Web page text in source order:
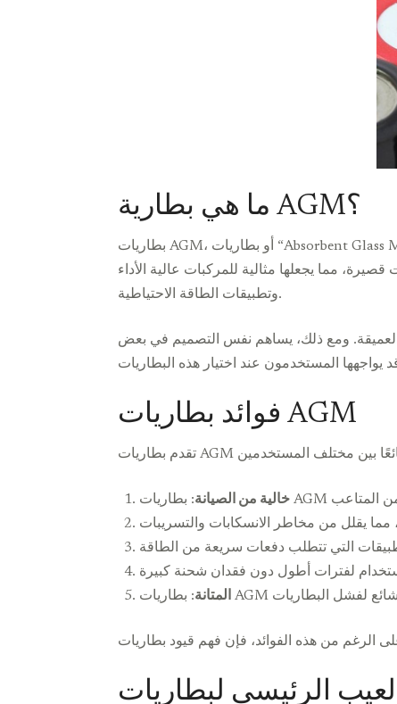
ما هي بطارية AGM؟
بطاريات AGM، أو بطاريات “Absorbent Glass Mat”، هي نوع من البطاريات الحمضية الرصاصية. يتم تصميمها باستخدام حصيرة من الألياف الزجاجية التي تمتص حمض
مما يجعلها مثالية للمركبات عالية الأداء
وتطبيقات الطاقة الاحتياطية.
العميقة. ومع ذلك، يساهم نفس التصميم في بعض
فوائد بطاريات AGM
خالية من الصيانة
المتانة